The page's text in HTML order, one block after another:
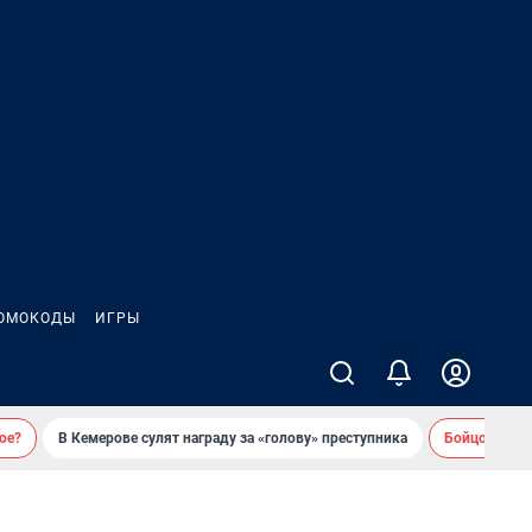
ИГРЫ
В Кемерове сулят награду за «голову» преступника Бойцовский